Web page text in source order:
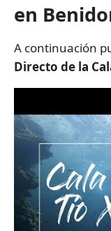
en
A continuación
Directo de la